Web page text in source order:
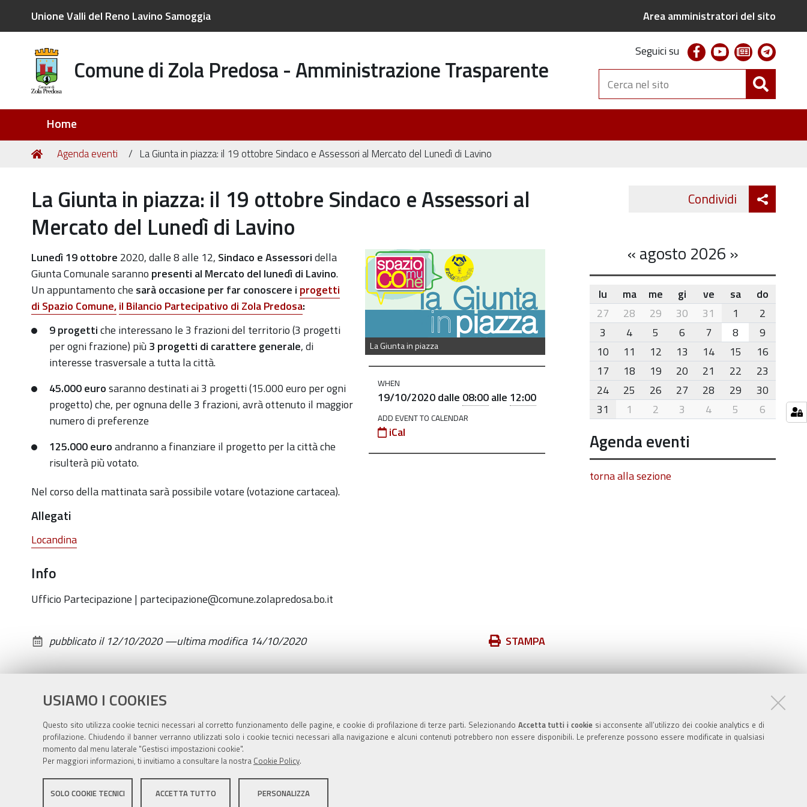
USIAMO I COOKIES
Questo sito utilizza cookie tecnici necessari al corretto funzionamento delle pagine, e cookie di profilazione di terze parti. Selezionando Accetta tutti i cookiesi acconsente all’utilizzo dei cookie analytics e di
profilazione. Chiudendo il banner verranno utilizzati solo i cookie tecnici necessari alla navigazione e alcuni contenuti potrebbero non essere disponibili. Le preferenze possono essere modificate in qualsiasi
momento dal menu laterale "Gestisci impostazioni cookie".
Per maggiori informazioni, ti invitiamo a consultare la nostra Cookie Policy.
SOLO COOKIE TECNICI ACCETTA TUTTO PERSONALIZZA
Unione Valli del Reno Lavino Samoggia Area amministratori del sito
Comune di Zola Predosa - Amministrazione Trasparente
Seguici su facebookyoutubenewsletter
Cerca
nel
sito
Home
Tu
Home
Agenda eventi La Giunta in piazza: il 19 ottobre Sindaco e Assessori al Mercato del Lunedì di Lavino
La Giunta in piazza: il 19 ottobre Sindaco e Assessori al
Mercato del Lunedì di Lavino
La Giunta in piazza
https://old.comune.zolapredosa.bo.it/events/la-
giunta-
in-
piazza-
19-
ottobre-
sindaco-
e-
assessori-
del-
lunedi-
lavino
La
Giunta
in
piazza:
19
Sindaco
e
Assessori
Mercato
Lunedì
Lavino
2020-
WHEN
19/10/2020dalle 08:00alle 12:00
ADD EVENT TO CALENDAR
iCal
Lunedì 19 ottobre 2020, dalle 8 alle 12, Sindaco e Assessoridella
Giunta Comunale saranno presenti al Mercato del lunedì di Lavino.
Un appuntamento che sarà occasione per far conoscere i progetti
di Spazio Comune,il Bilancio Partecipativo di Zola Predosa:
9 progettiche interessano le 3 frazioni del territorio (3 progetti
per ogni frazione) più 3 progetti di carattere generale, di
interesse trasversale a tutta la città.
45.000 eurosaranno destinati ai 3 progetti (15.000 euro per ogni
progetto) che, per ognuna delle 3 frazioni, avrà ottenuto il maggior
numero di preferenze
125.000 euroandranno a finanziare il progetto per la città che
risulterà più votato.
Nel corso della mattinata sarà possibile votare (votazione cartacea).
Allegati
Locandina
Info
Ufficio Partecipazione | partecipazione@comune.zolapredosa.bo.it
Azioni
documento
STAMPA
pubblicato il 12/10/2020—ultima modifica 14/10/2020
Condividi Twitter
«agosto 2026 »
month-
8
lu ma me gi ve sa
do
27
28 29 30 31 1
2
3
4 5 6 7 8
9
10
11 12 13 14 15
16
17
18 19 20 21 22
23
24
25 26 27 28 29
30
31
1 2 3 4 5 6
Agenda eventi
torna alla sezione
Sito istituzionale Comune di Zola Predosa